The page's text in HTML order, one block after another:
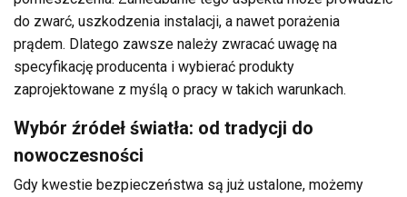
do zwarć, uszkodzenia instalacji, a nawet porażenia
prądem. Dlatego zawsze należy zwracać uwagę na
specyfikację producenta i wybierać produkty
zaprojektowane z myślą o pracy w takich warunkach.
Wybór źródeł światła: od tradycji do
nowoczesności
Gdy kwestie bezpieczeństwa są już ustalone, możemy